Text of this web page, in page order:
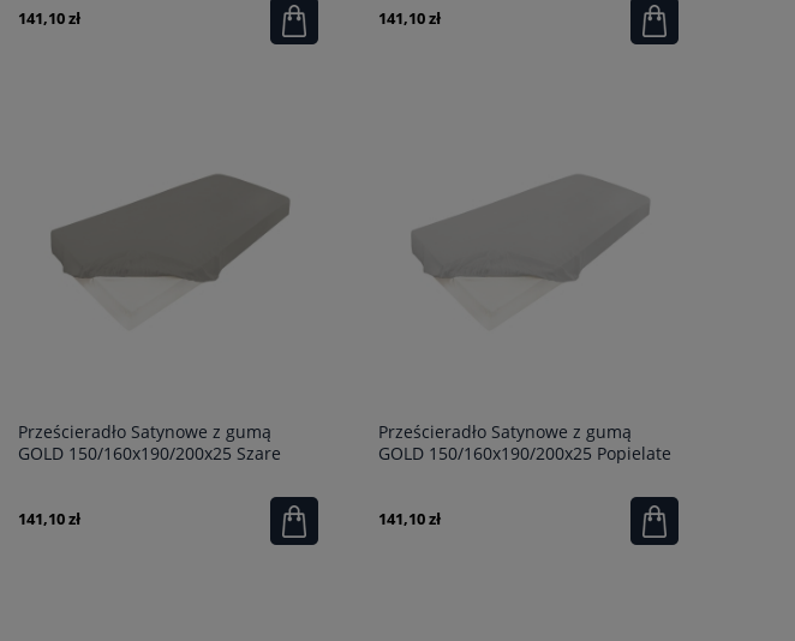
141,10 zł 141,10 zł
Prześcieradło Satynowe z gumą
GOLD 150/160x190/200x25 Szare
141,10 zł
Prześcieradło Satynowe z gumą
GOLD 150/160x190/200x25 Popielate
141,10 zł